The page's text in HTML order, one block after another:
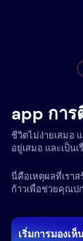
app กา
ชีวิตไม่ง่ายเสมอ
อยู่เสมอ และเป็น
นี่คือเหตุผลที่เรา
ก้าวเพื่อช่วยคุณป
เริ่มการมองเห็